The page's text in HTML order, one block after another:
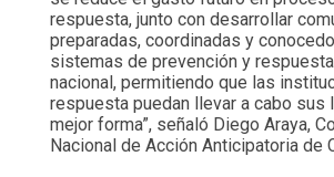
respuesta, junto con desarrollar
preparadas, coordinadas y
sistemas de prevención y respuesta
nacional, permitiendo que las
respuesta puedan llevar a cabo sus
mejor forma”, señaló Diego Araya,
Nacional de Acción Anticipatoria de